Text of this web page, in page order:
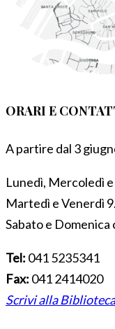
ORARI E
A partire dal 3
Lunedì, Mercoledì
Martedì e Venerdì
Sabato e Domenica
Tel: 041 5235341
Fax: 041 2414020
Scrivi alla Biblioteca